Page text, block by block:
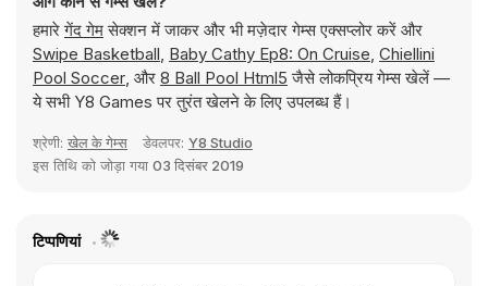
हमारेगेंद गेमसेक्शन में जाकर और भी मज़ेदार गेम्स एक्सप्लोर करें और
Swipe Basketball, Baby Cathy Ep8: On Cruise, Chiellini
Pool Soccer, और 8 Ball Pool Html5 जैसे लोकप्रिय गेम्स खेलें —
ये सभी Y8 Games पर तुरंत खेलने के लिए उपलब्ध हैं।
श्रेणी: खेल के गेम्स डेवलपर: Y8 Studio
इस तिथि को जोड़ा गया 03 दिसंबर 2019
टिप्पणियां